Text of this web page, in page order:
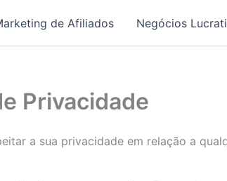
de Afiliados Negócios
Privacidade
a sua privacidade em relação a